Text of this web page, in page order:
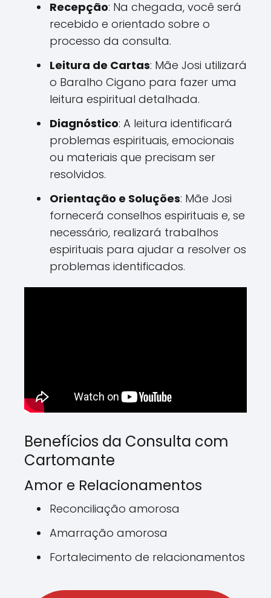
Recepção: Na chegada, você será
recebido e orientado sobre o
processo da consulta.
Leitura de Cartas: Mãe Josi utilizará
o Baralho Cigano para fazer uma
leitura espiritual detalhada.
Diagnóstico: A leitura identificará
problemas espirituais, emocionais
ou materiais que precisam ser
resolvidos.
Orientação e Soluções: Mãe Josi
fornecerá conselhos espirituais e, se
necessário, realizará trabalhos
espirituais para ajudar a resolver os
problemas identificados.
Benefícios da Consulta com
Cartomante
Amor e Relacionamentos
Reconciliação amorosa
Amarração amorosa
Fortalecimento de relacionamentos